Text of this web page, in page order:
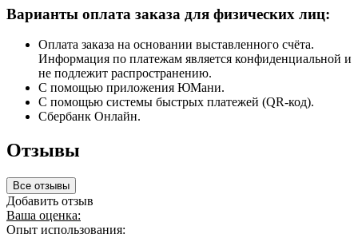
Варианты оплата заказа для физических лиц:
Оплата заказа на основании выставленного счёта.
Информация по платежам является конфиденциальной и
не подлежит распространению.
С помощью приложения ЮМани.
С помощью системы быстрых платежей (QR-код).
Сбербанк Онлайн.
Отзывы
Все отзывы
Добавить отзыв
Ваша оценка:
Опыт использования: